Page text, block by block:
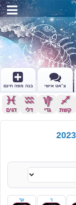
צ׳אט אישי בנה מפה חינם
l
קשת
z
גדי
x
דלי
c
דגים
ו' ש'